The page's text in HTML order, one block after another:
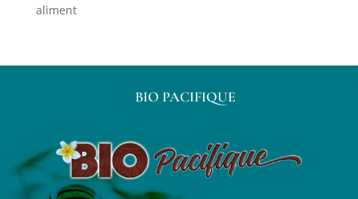
aliment
BIO PACIFIQUE